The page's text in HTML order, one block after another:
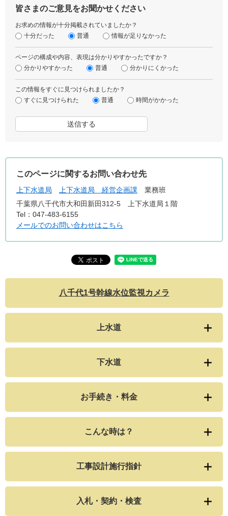
皆さまのご意見をお聞かせください
お求めの情報が十分掲載されていましたか？
十分だった
普通 情報が足りなかった
ページの構成や内容、表現は分かりやすかったですか？
分かりやすかった
普通 分かりにくかった
この情報をすぐに見つけられましたか？
すぐに見つけられた
普通 時間がかかった
このページに関するお問い合わせ先
上下水道局 上下水道局 経営企画課
業務班
千葉県八千代市大和田新田312-5 上下水道局１階
Tel：047-483-6155
メールでのお問い合わせはこちら
八千代1号幹線水位監視カメラ
上水道
下水道
お手続き・料金
こんな時は？
工事設計施行指針
入札・契約・検査